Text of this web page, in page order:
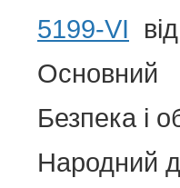
5199-VI
Основний
Безпека і
Народний